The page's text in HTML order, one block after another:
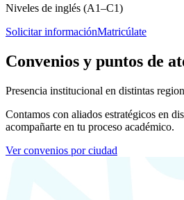
Niveles de inglés (A1–C1)
Solicitar informaciónMatricúlate
Convenios y puntos de
Presencia institucional en distintas
Contamos con aliados estratégicos en
acompañarte en tu proceso académico.
Ver convenios por ciudad